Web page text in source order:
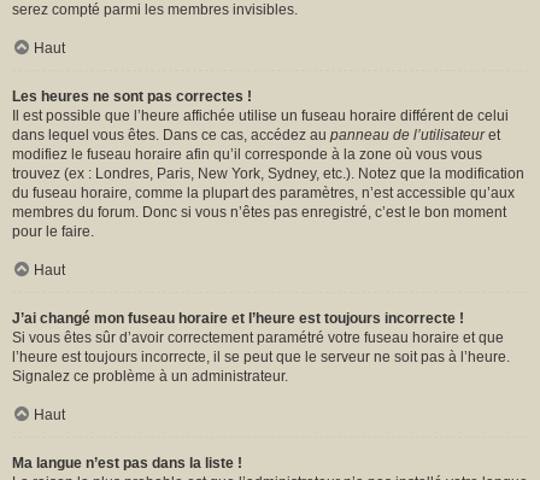
serez compté parmi les membres invisibles.
Haut
Les heures ne sont pas correctes !
Il est possible que l’heure affichée utilise un fuseau horaire différent de celui
dans lequel vous êtes. Dans ce cas, accédez au panneau de l’utilisateuret
modifiez le fuseau horaire afin qu’il corresponde à la zone où vous vous
trouvez (ex : Londres, Paris, New York, Sydney, etc.). Notez que la modification
du fuseau horaire, comme la plupart des paramètres, n’est accessible qu’aux
membres du forum. Donc si vous n’êtes pas enregistré, c’est le bon moment
pour le faire.
Haut
J’ai changé mon fuseau horaire et l’heure est toujours incorrecte !
Si vous êtes sûr d’avoir correctement paramétré votre fuseau horaire et que
l’heure est toujours incorrecte, il se peut que le serveur ne soit pas à l’heure.
Signalez ce problème à un administrateur.
Haut
Ma langue n’est pas dans la liste !